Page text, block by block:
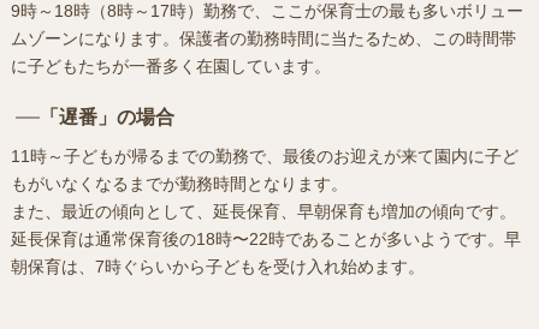
9時～18時（8時～17時）勤務で、ここが保育士の最も多いボリュー
ムゾーンになります。保護者の勤務時間に当たるため、この時間帯
に子どもたちが一番多く在園しています。
「遅番」の場合
11時～子どもが帰るまでの勤務で、最後のお迎えが来て園内に子ど
もがいなくなるまでが勤務時間となります。
また、最近の傾向として、延長保育、早朝保育も増加の傾向です。
延長保育は通常保育後の18時〜22時であることが多いようです。早
朝保育は、7時ぐらいから子どもを受け入れ始めます。